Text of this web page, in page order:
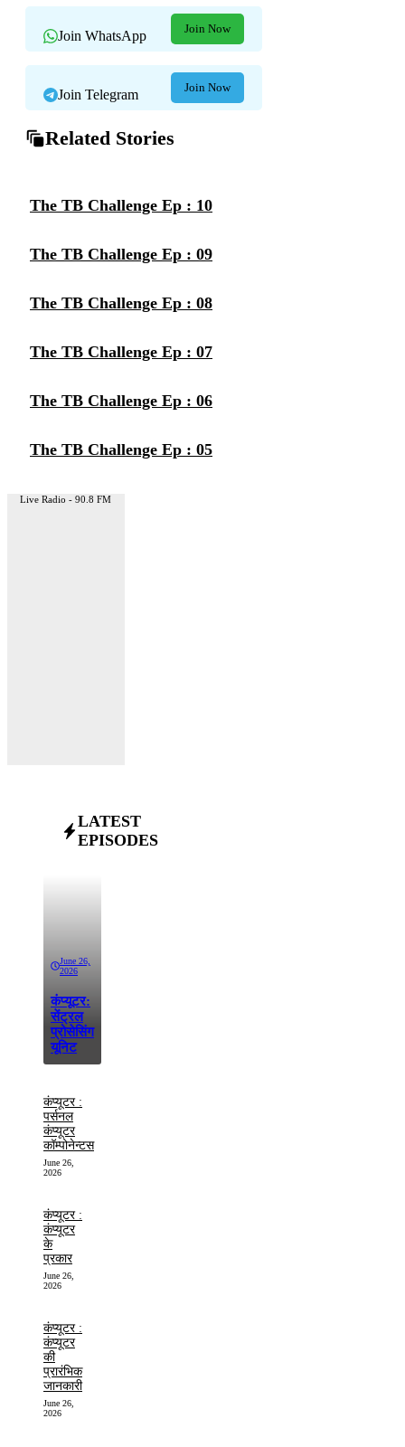
Join WhatsApp Join Now
Join Telegram Join Now
Related Stories
The TB Challenge Ep : 10
The TB Challenge Ep : 09
The TB Challenge Ep : 08
The TB Challenge Ep : 07
The TB Challenge Ep : 06
The TB Challenge Ep : 05
Live Radio - 90.8 FM
LATEST
EPISODES
June 26,
2026
कंप्यूटर:
सेंट्रल
प्रोसेसिंग
यूनिट
कंप्यूटर :
पर्सनल
कंप्यूटर
कॉम्पोनेन्टस
June 26,
2026
कंप्यूटर :
कंप्यूटर
के
प्रकार
June 26,
2026
कंप्यूटर :
कंप्यूटर
की
प्रारंभिक
जानकारी
June 26,
2026